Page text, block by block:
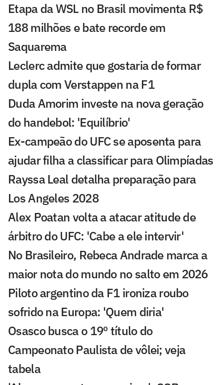
Etapa da WSL no Brasil movimenta R$
188 milhões e bate recorde em
Saquarema
Leclerc admite que gostaria de formar
dupla com Verstappen na F1
Duda Amorim investe na nova geração
do handebol: 'Equilíbrio'
Ex-campeão do UFC se aposenta para
ajudar filha a classificar para Olimpíadas
Rayssa Leal detalha preparação para
Los Angeles 2028
Alex Poatan volta a atacar atitude de
árbitro do UFC: 'Cabe a ele intervir'
No Brasileiro, Rebeca Andrade marca a
maior nota do mundo no salto em 2026
Piloto argentino da F1 ironiza roubo
sofrido na Europa: 'Quem diria'
Osasco busca o 19º título do
Campeonato Paulista de vôlei; veja
tabela